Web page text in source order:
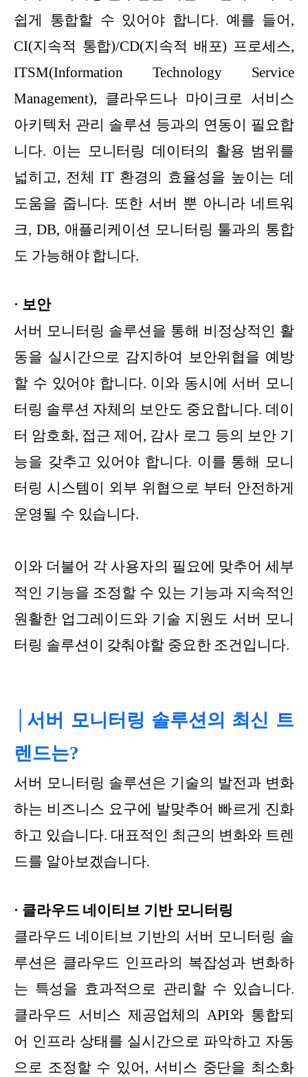
쉽게 통합할 수 있어야 합니다. 예를 들어,
CI(지속적 통합)/CD(지속적 배포) 프로세스,
ITSM(Information Technology Service
Management), 클라우드나 마이크로 서비스
아키텍처 관리 솔루션 등과의 연동이 필요합
니다. 이는 모니터링 데이터의 활용 범위를
넓히고, 전체 IT 환경의 효율성을 높이는 데
도움을 줍니다. 또한 서버 뿐 아니라 네트워
크, DB, 애플리케이션 모니터링 툴과의 통합
도 가능해야 합니다.
· 보안
서버 모니터링 솔루션을 통해 비정상적인 활
동을 실시간으로 감지하여 보안위협을 예방
할 수 있어야 합니다. 이와 동시에 서버 모니
터링 솔루션 자체의 보안도 중요합니다. 데이
터 암호화, 접근 제어, 감사 로그 등의 보안 기
능을 갖추고 있어야 합니다. 이를 통해 모니
터링 시스템이 외부 위협으로 부터 안전하게
운영될 수 있습니다.
이와 더불어 각 사용자의 필요에 맞추어 세부
적인 기능을 조정할 수 있는 기능과 지속적인
원활한 업그레이드와 기술 지원도 서버 모니
터링 솔루션이 갖춰야할 중요한 조건입니다.
│서버 모니터링 솔루션의 최신 트
렌드는?
서버 모니터링 솔루션은 기술의 발전과 변화
하는 비즈니스 요구에 발맞추어 빠르게 진화
하고 있습니다. 대표적인 최근의 변화와 트렌
드를 알아보겠습니다.
· 클라우드 네이티브 기반 모니터링
클라우드 네이티브 기반의 서버 모니터링 솔
루션은 클라우드 인프라의 복잡성과 변화하
는 특성을 효과적으로 관리할 수 있습니다.
클라우드 서비스 제공업체의 API와 통합되
어 인프라 상태를 실시간으로 파악하고 자동
으로 조정할 수 있어, 서비스 중단을 최소화